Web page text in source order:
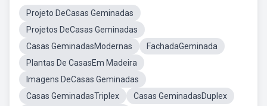
Projeto DeCasas Geminadas
Projetos DeCasas Geminadas
Casas GeminadasModernas
FachadaGeminada
Plantas De CasasEm Madeira
Imagens DeCasas Geminadas
Casas GeminadasTriplex
Casas GeminadasDuplex